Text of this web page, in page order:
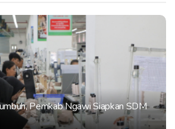
Pemkab Ngawi Siapkan SDM